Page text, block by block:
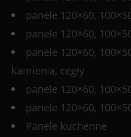
panele 120×60,
panele 120×60,
panele 120×60,
kamienia, cegły
panele 120×60,
panele 120×60,
Panele kuchenne